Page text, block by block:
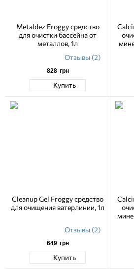
Metaldez Froggy средство
для очистки бассейна от
металлов, 1л
Отзывы (2)
828 грн
Купить
Cleanup Gel Froggy средство
для очищения ватерлинии, 1л
Отзывы (2)
649 грн
Купить